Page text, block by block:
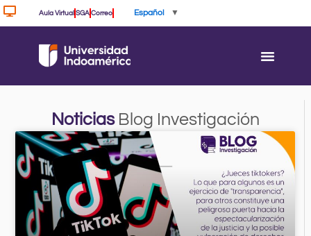
Ir
al
Aula Virtual SGA Correo Español ▼
NoticiasBlog Investigación
PagePagePage Page